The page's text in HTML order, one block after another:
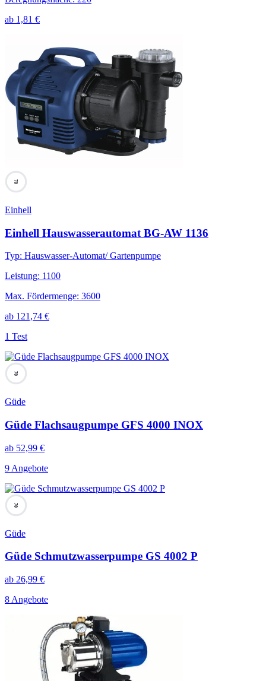
ab 1,81 €
70
Einhell
Einhell Hauswasserautomat BG-AW 1136
Typ: Hauswasser-Automat/ Gartenpumpe
Leistung: 1100
Max. Fördermenge: 3600
ab 121,74 €
1 Test
70
Güde
Güde Flachsaugpumpe GFS 4000 INOX
ab 52,99 €
9 Angebote
70
Güde
Güde Schmutzwasserpumpe GS 4002 P
ab 26,99 €
8 Angebote